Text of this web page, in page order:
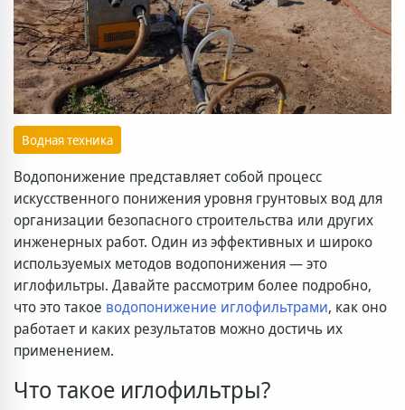
Водная техника
Водопонижение представляет собой процесс
искусственного понижения уровня грунтовых вод для
организации безопасного строительства или других
инженерных работ. Один из эффективных и широко
используемых методов водопонижения — это
иглофильтры. Давайте рассмотрим более подробно,
что это такое водопонижение иглофильтрами, как оно
работает и каких результатов можно достичь их
применением.
Что такое иглофильтры?